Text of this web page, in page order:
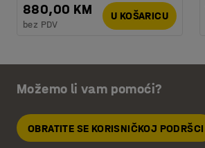
880,00 KM
bez PDV
U KOŠARICU
Možemo li vam pomoći?
OBRATITE SE KORISNIČKOJ PODRŠCI